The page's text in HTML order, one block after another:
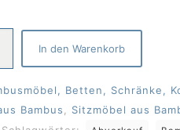
In den Warenkorb
Betten, Schränke,
Bambus
Sitzmöbel aus